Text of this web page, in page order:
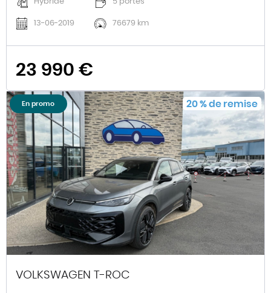
13-06-2019 76679 km
23 990 €
En promo 20%de remise
VOLKSWAGEN T-ROC